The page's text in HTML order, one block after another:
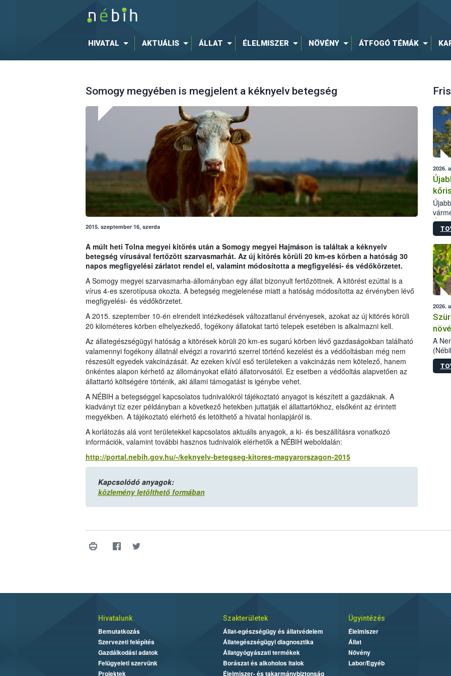
HIVATAL AKTUÁLIS ÁLLAT ÉLELMISZER NÖVÉNY ÁTFOGÓ TÉMÁK
Somogy megyében is megjelent a kéknyelv betegség
2015. szeptember 16, szerda
A múlt heti Tolna megyei kitörés után a Somogy megyei Hajmáson is találtak a kéknyelv
betegség vírusával fertőzött szarvasmarhát. Az új kitörés körüli 20 km-es körben a hatóság 30
napos megfigyelési zárlatot rendel el, valamint módosította a megfigyelési- és védőkörzetet.
A Somogy megyei szarvasmarha-állományban egy állat bizonyult fertőzöttnek. A kitörést ezúttal is a
vírus 4-es szerotípusa okozta. A betegség megjelenése miatt a hatóság módosította az érvényben lévő
megfigyelési- és védőkörzetet.
A 2015. szeptember 10-én elrendelt intézkedések változatlanul érvényesek, azokat az új kitörés körüli
20 kilométeres körben elhelyezkedő, fogékony állatokat tartó telepek esetében is alkalmazni kell.
Az állategészségügyi hatóság a kitörések körüli 20 km-es sugarú körben lévő gazdaságokban található
valamennyi fogékony állatnál elvégzi a rovarirtó szerrel történő kezelést és a védőoltásban még nem
részesült egyedek vakcinázását. Az ezeken kívül eső területeken a vakcinázás nem kötelező, hanem
önkéntes alapon kérhető az állományokat ellátó állatorvosától. Ez esetben a védőoltás alapvetően az
állattartó költségére történik, aki állami támogatást is igénybe vehet.
A NÉBIH a betegséggel kapcsolatos tudnivalókról tájékoztató anyagot is készített a gazdáknak. A
kiadványt tíz ezer példányban a következő hetekben juttatják el állattartókhoz, elsőként az érintett
megyékben. A tájékoztató elérhető és letölthető a hivatal honlapjáról is.
A korlátozás alá vont területekkel kapcsolatos aktuális anyagok, a ki- és beszállításra vonatkozó
információk, valamint további hasznos tudnivalók elérhetők a NÉBIH weboldalán:
http://portal.nebih.gov.hu/-/keknyelv-betegseg-kitores-magyarorszagon-2015
Kapcsolódó anyagok:
közlemény letölthető formában
2026.
2026.
A
Hivatalunk
Bemutatkozás
Szervezeti felépítés
Gazdálkodási adatok
Felügyeleti szervünk
Projektek
Szakterületek
Állat-egészségügy és állatvédelem
Állategészségügyi diagnosztika
Állatgyógyászati termékek
Borászat és alkoholos italok
Élelmiszer- és takarmánybiztonság
Ügyintézés
Élelmiszer
Állat
Növény
Labor/Egyéb